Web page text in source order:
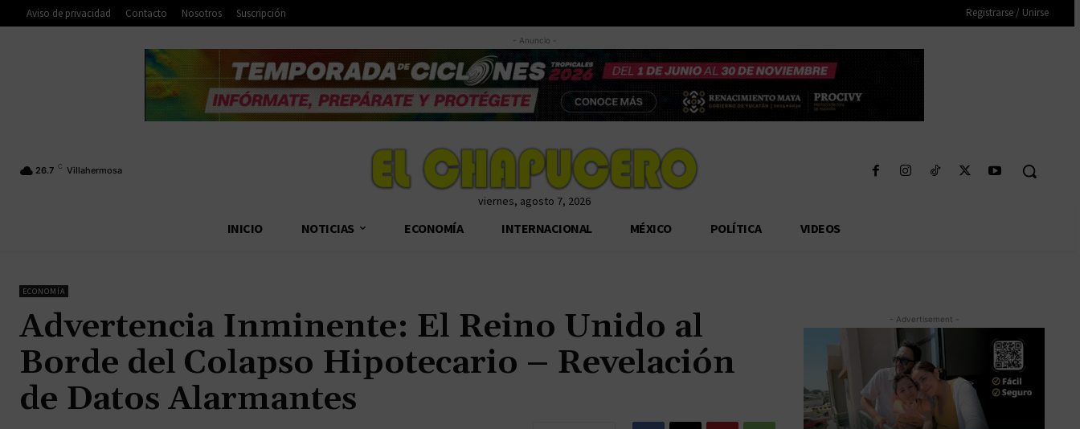
Aviso de privacidad Contacto Nosotros Suscripción Registrarse / Unirse
- Anuncio -
26.7 C Villahermosa
viernes, agosto 7, 2026
INICIO NOTICIAS ECONOMÍA INTERNACIONAL MÉXICO POLÍTICA VIDEOS
ECONOMÍA
Advertencia Inminente: El Reino Unido al
Borde del Colapso Hipotecario – Revelación
de Datos Alarmantes
- Advertisement -